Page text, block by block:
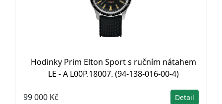
Hodinky Prim Elton Sport s ručním nátahem
LE - A L00P.18007. (94-138-016-00-4)
99 000 Kč Detail